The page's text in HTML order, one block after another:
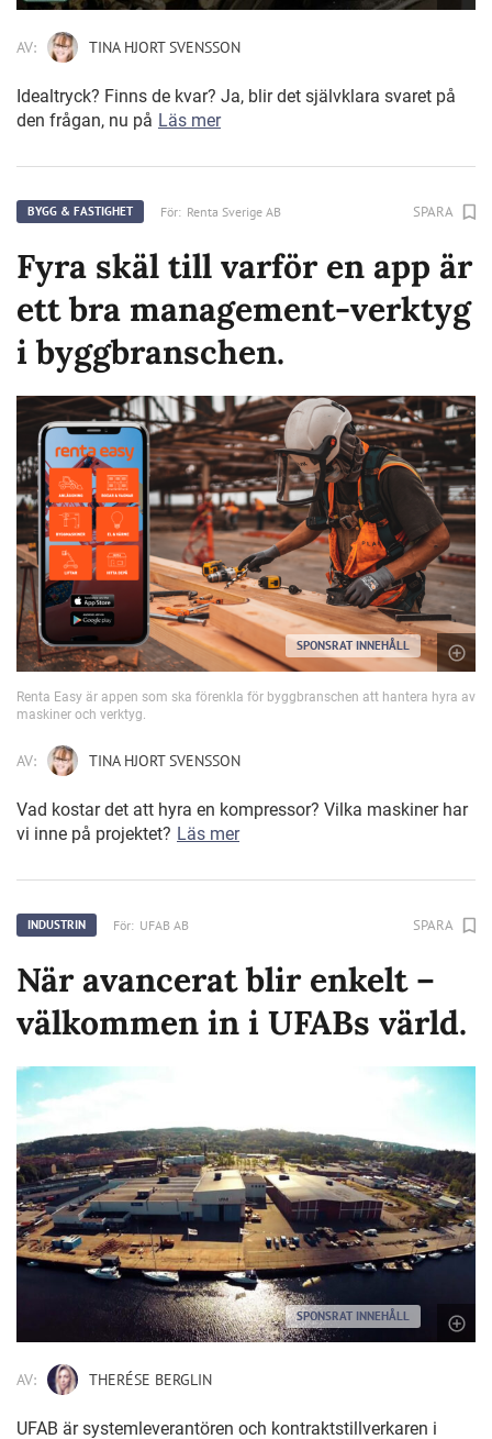
AV: TINA HJORT SVENSSON
Idealtryck? Finns de kvar? Ja, blir det självklara svaret på
den frågan, nu på Läs mer
BYGG & FASTIGHET För: Renta Sverige AB SPARA
Fyra skäl till varför en app är
ett bra management-verktyg
i byggbranschen.
SPONSRAT INNEHÅLL
Renta Easy är appen som ska förenkla för byggbranschen att hantera hyra av
maskiner och verktyg.
AV: TINA HJORT SVENSSON
Vad kostar det att hyra en kompressor? Vilka maskiner har
vi inne på projektet? Läs mer
INDUSTRIN För: UFAB AB SPARA
När avancerat blir enkelt –
välkommen in i UFABs värld.
SPONSRAT INNEHÅLL
AV: THERÉSE BERGLIN
UFAB är systemleverantören och kontraktstillverkaren i